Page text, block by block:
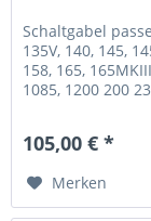
Schaltgabel
135V, 140, 145,
158, 165,
1085, 1200 200
105,00 € *
Merken